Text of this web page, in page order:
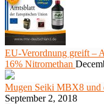
EU-Verordnung greift –
16% Nitromethan
Mugen Seiki MBX8 und
September 2, 2018